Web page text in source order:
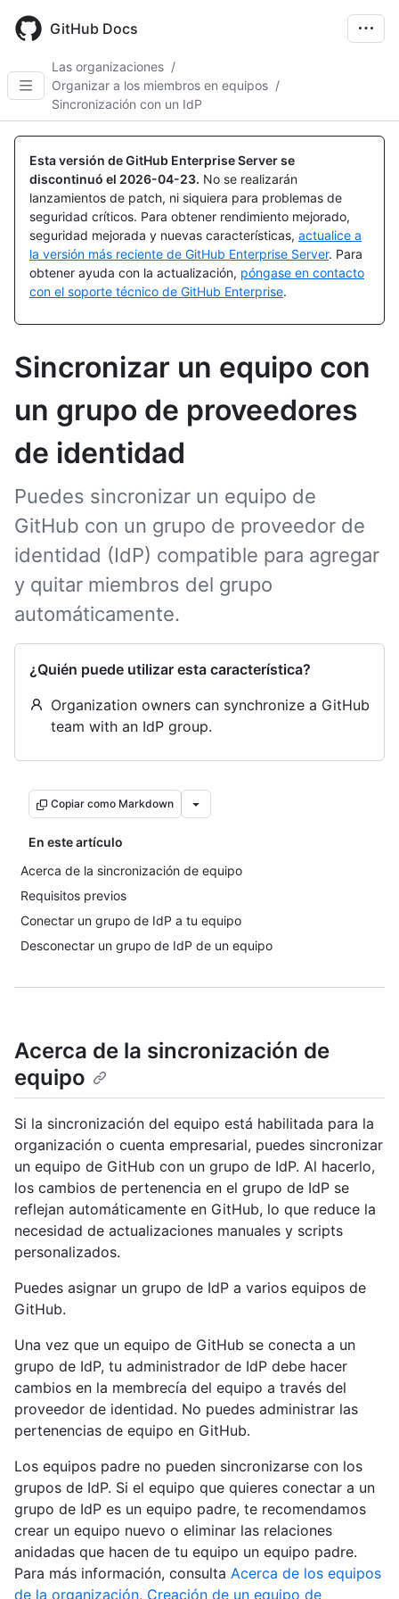
main
GitHub Docs
Las organizaciones /
Organizar a los miembros en equipos /
Sincronización con un IdP
Esta versión de GitHub Enterprise Server se
discontinuó el 2026-04-23. No se realizarán
lanzamientos de patch, ni siquiera para problemas de
seguridad críticos. Para obtener rendimiento mejorado,
seguridad mejorada y nuevas características, actualice a
la versión más reciente de GitHub Enterprise Server. Para
obtener ayuda con la actualización, póngase en contacto
con el soporte técnico de GitHub Enterprise.
Sincronizar un equipo con
un grupo de proveedores
de identidad
Puedes sincronizar un equipo de
GitHub con un grupo de proveedor de
identidad (IdP) compatible para agregar
y quitar miembros del grupo
automáticamente.
¿Quién puede utilizar esta característica?
Organization owners can synchronize a GitHub
team with an IdP group.
Copiar como Markdown
En este artículo
Acerca de la sincronización de equipo
Requisitos previos
Conectar un grupo de IdP a tu equipo
Desconectar un grupo de IdP de un equipo
Acerca de la sincronización de
equipo
Si la sincronización del equipo está habilitada para la
organización o cuenta empresarial, puedes sincronizar
un equipo de GitHub con un grupo de IdP. Al hacerlo,
los cambios de pertenencia en el grupo de IdP se
reflejan automáticamente en GitHub, lo que reduce la
necesidad de actualizaciones manuales y scripts
personalizados.
Puedes asignar un grupo de IdP a varios equipos de
GitHub.
Una vez que un equipo de GitHub se conecta a un
grupo de IdP, tu administrador de IdP debe hacer
cambios en la membrecía del equipo a través del
proveedor de identidad. No puedes administrar las
pertenencias de equipo en GitHub.
Los equipos padre no pueden sincronizarse con los
grupos de IdP. Si el equipo que quieres conectar a un
grupo de IdP es un equipo padre, te recomendamos
crear un equipo nuevo o eliminar las relaciones
anidadas que hacen de tu equipo un equipo padre.
Para más información, consulta Acerca de los equipos
de la organización, Creación de un equipo de